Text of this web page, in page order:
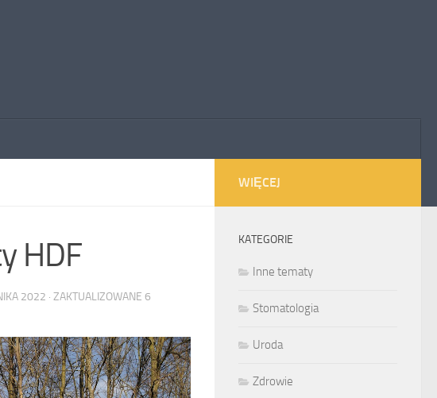
HDF
2022 · ZAKTUALIZOWANE 6
WIĘCEJ
KATEGORIE
Inne tematy
Stomatologia
Uroda
Zdrowie